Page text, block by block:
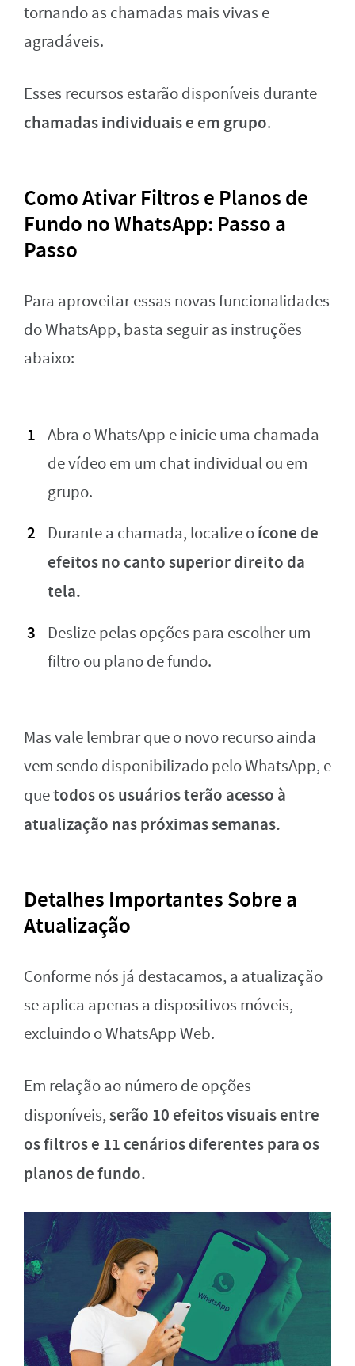
tornando as chamadas mais vivas e
agradáveis.
Esses recursos estarão disponíveis durante
chamadas individuais e em grupo.
Como Ativar Filtros e Planos de
Fundo no WhatsApp: Passo a
Passo
Para aproveitar essas novas funcionalidades
do WhatsApp, basta seguir as instruções
abaixo:
Abra o WhatsApp e inicie uma chamada
de vídeo em um chat individual ou em
grupo.
Durante a chamada, localize oícone de
efeitos no canto superior direito da
tela.
Deslize pelas opções para escolher um
filtro ou plano de fundo.
Mas vale lembrar que o novo recurso ainda
vem sendo disponibilizado pelo WhatsApp, e
quetodos os usuários terão acesso à
atualização nas próximas semanas.
Detalhes Importantes Sobre a
Atualização
Conforme nós já destacamos, a atualização
se aplica apenas a dispositivos móveis,
excluindo o WhatsApp Web.
Em relação ao número de opções
disponíveis,serão 10 efeitos visuais entre
os filtros e 11 cenários diferentes para os
planos de fundo.